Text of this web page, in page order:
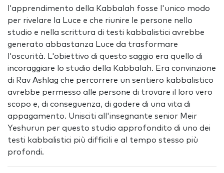
l'apprendimento della Kabbalah fosse l'unico modo
per rivelare la Luce e che riunire le persone nello
studio e nella scrittura di testi kabbalistici avrebbe
generato abbastanza Luce da trasformare
l'oscurità. L'obiettivo di questo saggio era quello di
incoraggiare lo studio della Kabbalah. Era convinzione
di Rav Ashlag che percorrere un sentiero kabbalistico
avrebbe permesso alle persone di trovare il loro vero
scopo e, di conseguenza, di godere di una vita di
appagamento. Unisciti all'insegnante senior Meir
Yeshurun per questo studio approfondito di uno dei
testi kabbalistici più difficili e al tempo stesso più
profondi.